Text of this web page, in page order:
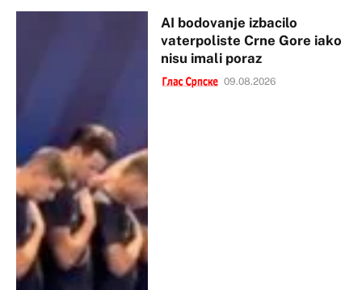
AI bodovanje izbacilo
vaterpoliste Crne Gore iako
nisu imali poraz
09.08.2026